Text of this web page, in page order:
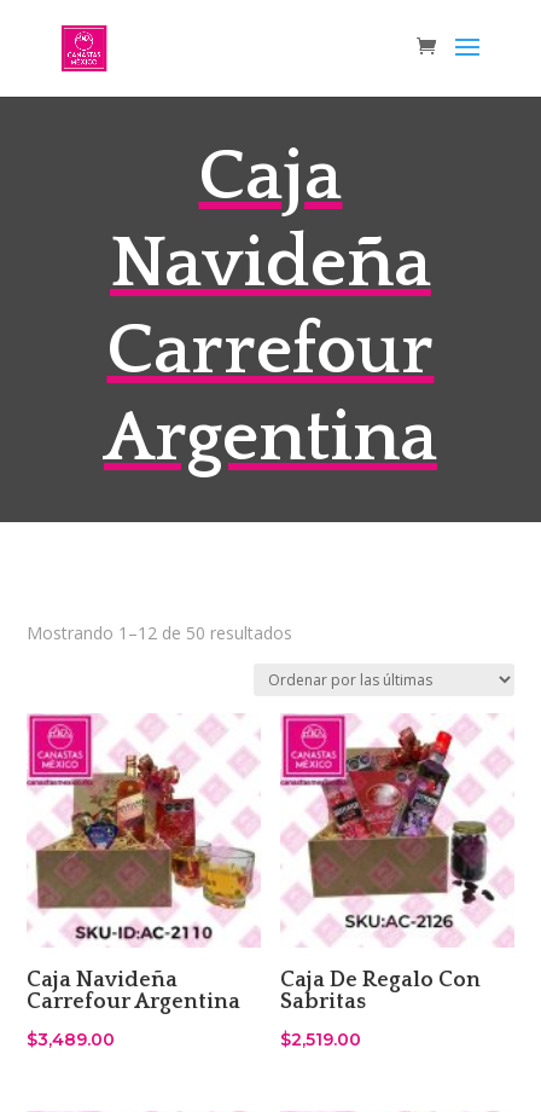
Caja
Navideña
Carrefour
Argentina
Mostrando 1–12 de 50 resultados
latest
Caja Navideña
Carrefour Argentina
$3,489.00
Caja De Regalo Con
Sabritas
$2,519.00